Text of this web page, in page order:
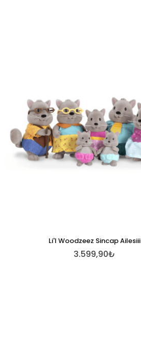
Li'l Woodzeez Sincap Ailesiii
3.599,90₺